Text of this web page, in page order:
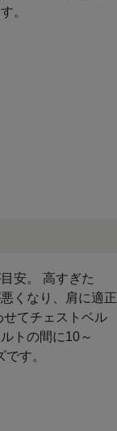
。
安。 高すぎた
くなり、肩に適正
てチェストベル
トの間に10～
す。